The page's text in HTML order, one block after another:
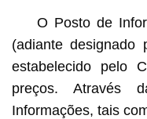
O Posto de
(adiante designado
estabelecido pelo
preços. Através
Informações, tais